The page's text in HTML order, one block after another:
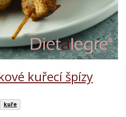
kuřecí špízy
kuře